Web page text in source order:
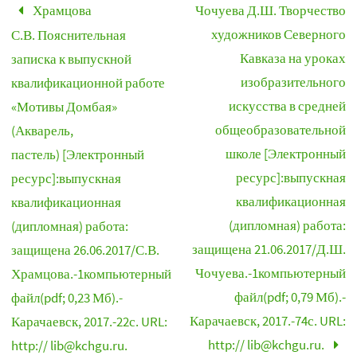
Храмцова
С.В. Пояснительная
записка к выпускной
квалификационной работе
«Мотивы Домбая»
(Акварель,
пастель) [Электронный
ресурс]:выпускная
квалификационная
(дипломная) работа:
защищена 26.06.2017/С.В.
Храмцова.-1компьютерный
файл(pdf; 0,23 Мб).-
Карачаевск, 2017.-22с. URL:
http:// lib@kchgu.ru.
Чочуева Д.Ш. Творчество
художников Северного
Кавказа на уроках
изобразительного
искусства в средней
общеобразовательной
школе [Электронный
ресурс]:выпускная
квалификационная
(дипломная) работа:
защищена 21.06.2017/Д.Ш.
Чочуева.-1компьютерный
файл(pdf; 0,79 Мб).-
Карачаевск, 2017.-74с. URL:
http:// lib@kchgu.ru.